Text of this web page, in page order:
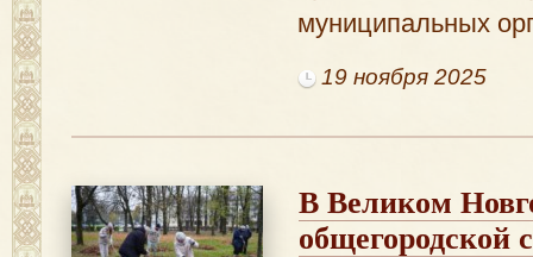
муниципальных
19 ноября 2025
В Великом
общегородской